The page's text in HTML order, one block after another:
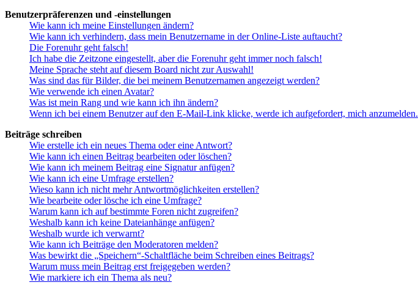
Benutzerpräferenzen und -einstellungen
Wie kann ich meine Einstellungen ändern?
Wie kann ich verhindern, dass mein Benutzername in der Online-Liste auftaucht?
Die Forenuhr geht falsch!
Ich habe die Zeitzone eingestellt, aber die Forenuhr geht immer noch falsch!
Meine Sprache steht auf diesem Board nicht zur Auswahl!
Was sind das für Bilder, die bei meinem Benutzernamen angezeigt werden?
Wie verwende ich einen Avatar?
Was ist mein Rang und wie kann ich ihn ändern?
Wenn ich bei einem Benutzer auf den E-Mail-Link klicke, werde ich aufgefordert, mich anzumelden.
Beiträge schreiben
Wie erstelle ich ein neues Thema oder eine Antwort?
Wie kann ich einen Beitrag bearbeiten oder löschen?
Wie kann ich meinem Beitrag eine Signatur anfügen?
Wie kann ich eine Umfrage erstellen?
Wieso kann ich nicht mehr Antwortmöglichkeiten erstellen?
Wie bearbeite oder lösche ich eine Umfrage?
Warum kann ich auf bestimmte Foren nicht zugreifen?
Weshalb kann ich keine Dateianhänge anfügen?
Weshalb wurde ich verwarnt?
Wie kann ich Beiträge den Moderatoren melden?
Was bewirkt die „Speichern“-Schaltfläche beim Schreiben eines Beitrags?
Warum muss mein Beitrag erst freigegeben werden?
Wie markiere ich ein Thema als neu?